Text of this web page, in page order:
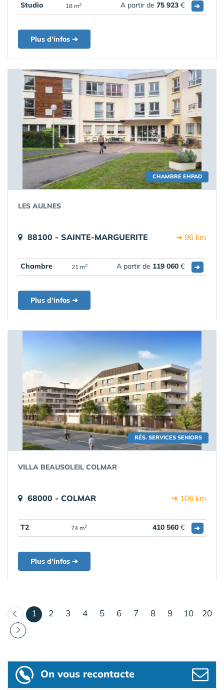
Studio 18 m2 A partir de 75 923 € ➔
Plus d'infos ➔
CHAMBRE EHPAD
LES AULNES
88100 - SAINTE-MARGUERITE ➔ 96 km
Chambre 21 m2 A partir de 119 060 € ➔
Plus d'infos ➔
RÉS. SERVICES SENIORS
VILLA BEAUSOLEIL COLMAR
68000 - COLMAR ➔ 106 km
T2 74 m2 410 560 € ➔
Plus d'infos ➔
1 (courant)
2 3 4 5 6 7 8 9 10 20
On vous recontacte